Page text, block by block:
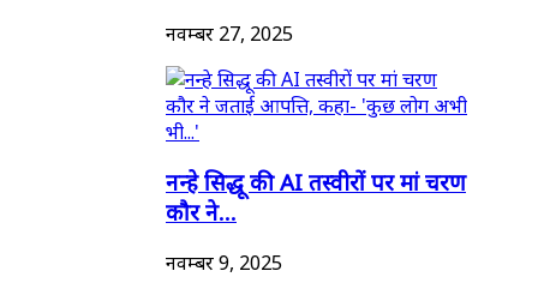
नवम्बर 27, 2025
नन्हे सिद्धू की AI तस्वीरों पर मां चरण
कौर ने...
नवम्बर 9, 2025